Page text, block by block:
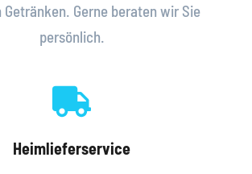
Getränken. Gerne beraten wir Sie
persönlich.
Heimlieferservice